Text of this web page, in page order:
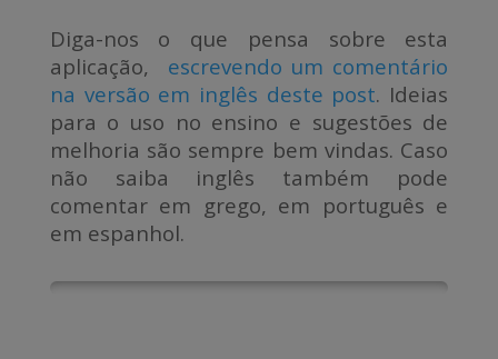
Diga-nos o que pensa sobre esta
aplicação, escrevendo um comentário
na versão em inglês deste post. Ideias
para o uso no ensino e sugestões de
melhoria são sempre bem vindas. Caso
não saiba inglês também pode
comentar em grego, em português e
em espanhol.